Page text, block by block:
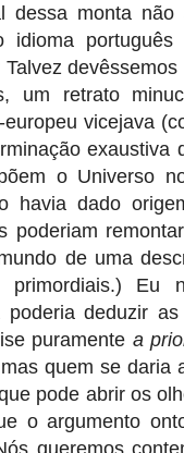
dessa monta
idioma
Talvez
um retrato
europeu vicejava
exaustiva
o Universo
havia dado
poderiam
de uma
primordiais.)
poderia deduzir
puramente a
quem se daria
pode abrir os
o argumento
queremos